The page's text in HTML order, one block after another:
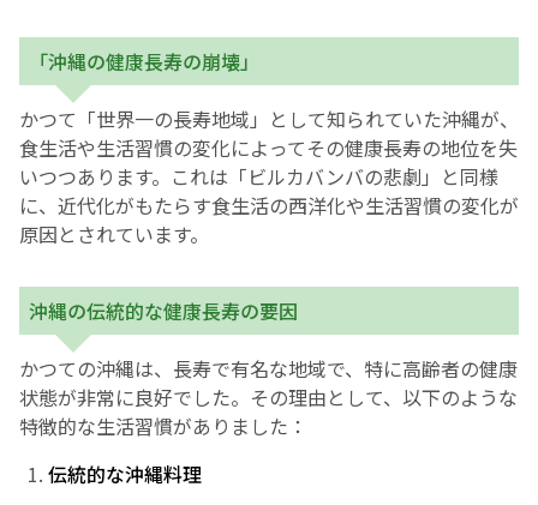
「沖縄の健康長寿の崩壊」
かつて「世界一の長寿地域」として知られていた沖縄が、
食生活や生活習慣の変化によってその健康長寿の地位を失
いつつあります。これは「ビルカバンバの悲劇」と同様
に、近代化がもたらす食生活の西洋化や生活習慣の変化が
原因とされています。
沖縄の伝統的な健康長寿の要因
かつての沖縄は、長寿で有名な地域で、特に高齢者の健康
状態が非常に良好でした。その理由として、以下のような
特徴的な生活習慣がありました：
伝統的な沖縄料理